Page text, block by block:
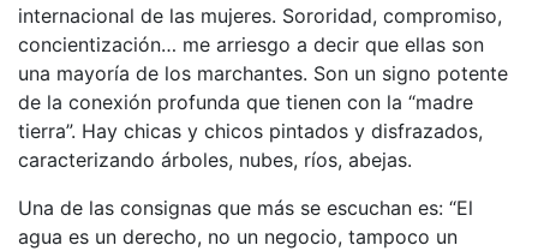
internacional de las mujeres. Sororidad, compromiso,
concientización… me arriesgo a decir que ellas son
una mayoría de los marchantes. Son un signo potente
de la conexión profunda que tienen con la “madre
tierra”. Hay chicas y chicos pintados y disfrazados,
caracterizando árboles, nubes, ríos, abejas.
Una de las consignas que más se escuchan es: “El
agua es un derecho, no un negocio, tampoco un